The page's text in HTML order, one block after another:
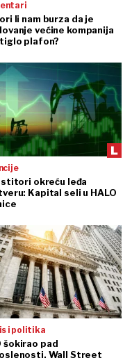
li nam burza da je
većine kompanija
plafon?
okreću leđa
Kapital seli u HALO
i politika
šokirao pad
Wall Street